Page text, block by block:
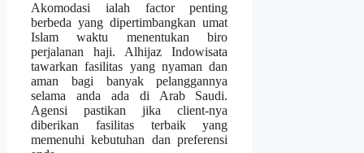
Akomodasi ialah factor penting
berbeda yang dipertimbangkan umat
Islam waktu menentukan biro
perjalanan haji. Alhijaz Indowisata
tawarkan fasilitas yang nyaman dan
aman bagi banyak pelanggannya
selama anda ada di Arab Saudi.
Agensi pastikan jika client-nya
diberikan fasilitas terbaik yang
memenuhi kebutuhan dan preferensi